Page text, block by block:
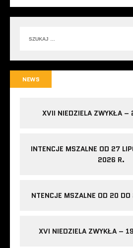
NEWS
XVII NIEDZIELA ZWYKŁA
INTENCJE MSZALNE OD 27
2026 R.
NTENCJE MSZALNE OD 20
XVI NIEDZIELA ZWYKŁA –